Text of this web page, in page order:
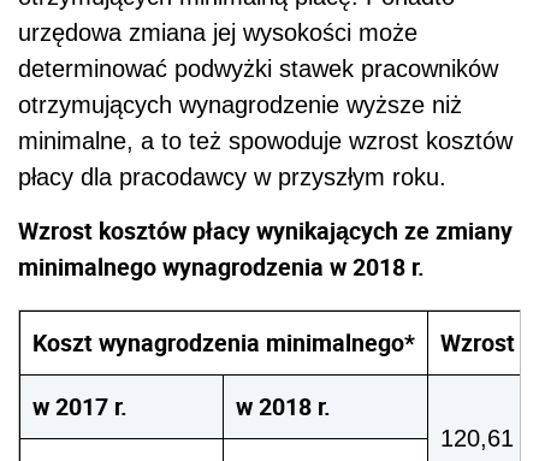
Koszt wynagrodzenia minimalnego*
w 2017 r.
w 2018 r.
120,61 zł
2412,20 zł
2532,81 zł
* Przy założeniu, że składka wypadkowa
wynosi 1,8% i na pracownika nie przysługuje
Minimalna stawka godzinowa dla
zleceniobiorców i
samozatrudnionych